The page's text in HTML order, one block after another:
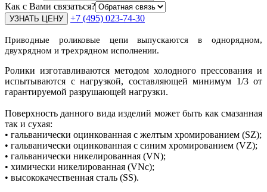
Как с Вами связаться?
+7 (495) 023-74-30
Приводные роликовые цепи выпускаются в однорядном,
двухрядном и трехрядном исполнении.
Ролики изготавливаются методом холодного прессования и
испытываются с нагрузкой, составляющей минимум 1/3 от
гарантируемой разрушающей нагрузки.
Поверхность данного вида изделий может быть как смазанная
так и сухая:
• гальванически оцинкованная с желтым хромированием (SZ);
• гальванически оцинкованная с синим хромированием (VZ);
• гальванически никелированная (VN);
• химически никелированная (VNc);
• высококачественная сталь (SS).